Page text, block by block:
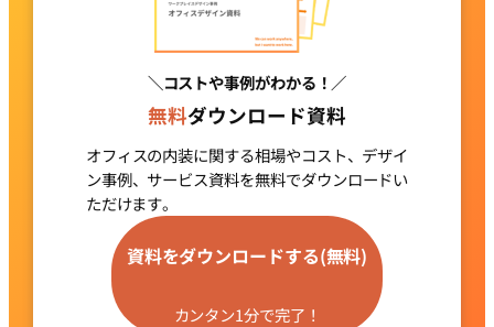
＼コストや事例がわかる！／
無料ダウンロード資料
オフィスの内装に関する相場やコスト、デザイ
ン事例、サービス資料を無料でダウンロードい
ただけます。
資料をダウンロードする(無料)
カンタン1分で完了！
グ
ル
ー
プ